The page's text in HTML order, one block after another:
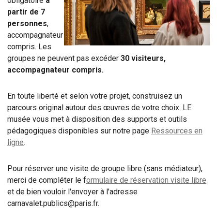
partir de 7
personnes,
accompagnateur
compris. Les
groupes ne peuvent pas excéder 30 visiteurs,
accompagnateur compris.
En toute liberté et selon votre projet, construisez un
parcours original autour des œuvres de votre choix. LE
musée vous met à disposition des supports et outils
pédagogiques disponibles sur notre page Ressources en
ligne.
Pour réserver une visite de groupe libre (sans médiateur),
merci de compléter le formulaire de réservation visite libre
et de bien vouloir l'envoyer à l'adresse
carnavalet.publics@paris.fr.